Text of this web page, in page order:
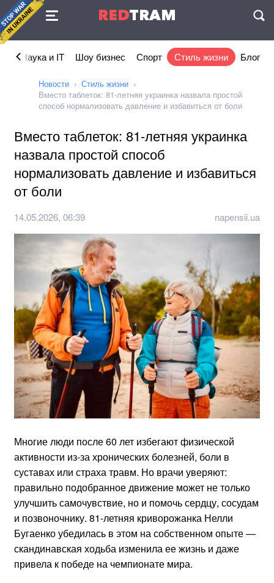
REDTRAM
Соглашение
Наука и IT Шоу бизнес Спорт Стиль жизни Блог
Новости
Стиль жизни
Вместо таблеток: 81-летняя украинка назвала простой
способ нормализовать давление и избавиться от боли
Вместо таблеток: 81-летняя украинка
назвала простой способ
нормализовать давление и избавиться
от боли
14.05.2026, 06:39 napensii.ua
Многие люди после 60 лет избегают физической
активности из-за хронических болезней, боли в
суставах или страха травм. Но врачи уверяют:
правильно подобранное движение может не только
улучшить самочувствие, но и помочь сердцу, сосудам
и позвоночнику. 81-летняя криворожанка Нелли
Бугаенко убедилась в этом на собственном опыте —
скандинавская ходьба изменила ее жизнь и даже
привела к победе на чемпионате мира.